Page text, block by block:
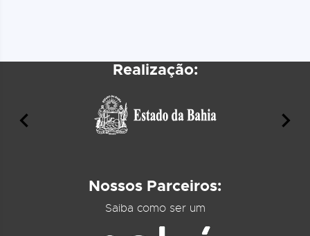
Realização:
Nossos Parceiros:
Saiba como ser um